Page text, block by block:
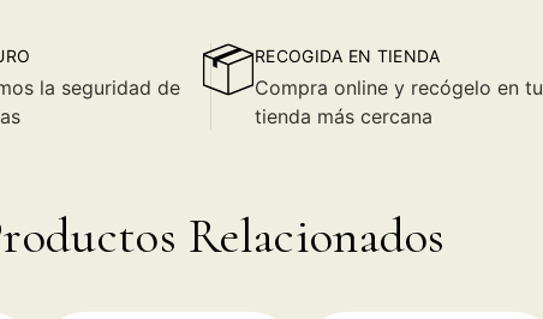
la seguridad de
RECOGIDA EN TIENDA
Compra online y recógelo en tu
tienda más cercana
Relacionados